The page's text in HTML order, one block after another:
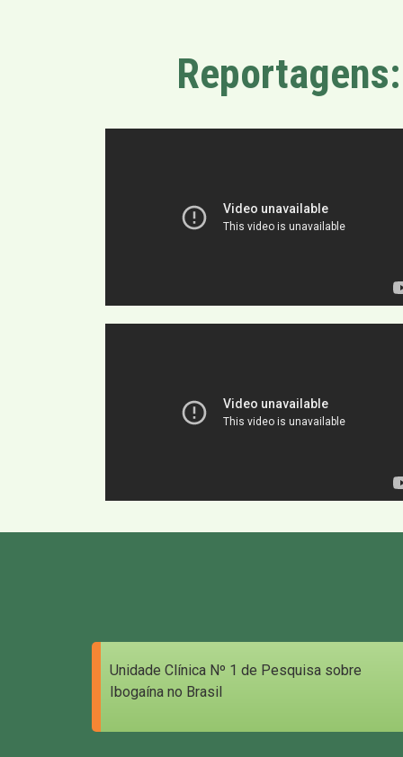
Reportagens:
Unidade Clínica Nº 1 de Pesquisa sobre
Ibogaína no Brasil